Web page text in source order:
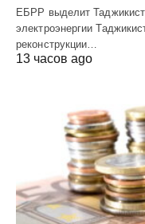
ЕБРР выделит
электроэнергии
реконструкции…
13 часов ago